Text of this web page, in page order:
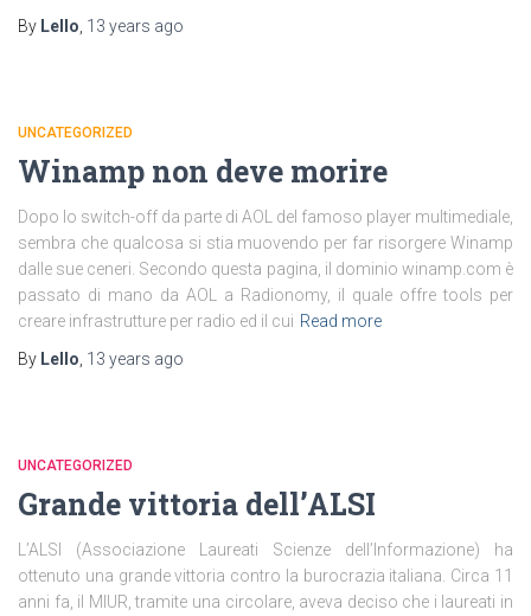
By Lello 13 years ago
UNCATEGORIZED
Winamp non deve morire
Dopo lo switch-off da parte di AOL del famoso player multimediale,
sembra che qualcosa si stia muovendo per far risorgere Winamp
dalle sue ceneri. Secondo questa pagina, il dominio winamp.com è
passato di mano da AOL a Radionomy, il quale offre tools per
creare infrastrutture per radio ed il cui Read more
By Lello 13 years ago
UNCATEGORIZED
Grande vittoria dell’ALSI
L’ALSI (Associazione Laureati Scienze dell’Informazione) ha
ottenuto una grande vittoria contro la burocrazia italiana. Circa 11
anni fa, il MIUR, tramite una circolare, aveva deciso che i laureati in